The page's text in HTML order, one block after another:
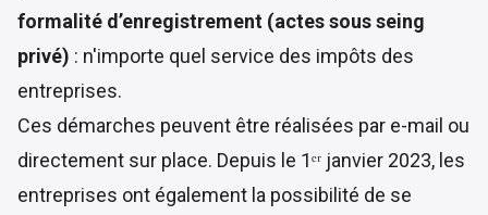
formalité d’enregistrement (actes sous seing
privé) : n'importe quel service des impôts des
entreprises.
Ces démarches peuvent être réalisées par e-mail ou
directement sur place. Depuis le 1ᵉʳ janvier 2023, les
entreprises ont également la possibilité de se